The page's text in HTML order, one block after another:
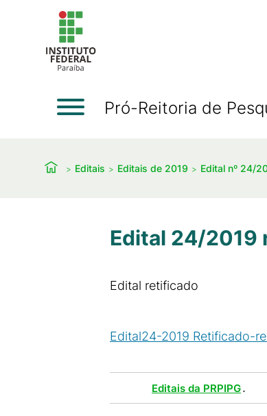
Pró-Reitoria de
Editais Editais de 2019 Edital nº 24/
Edital 24/2019
Edital retificado
Edital24-2019 Retificado-
Editais da PRPIPG.